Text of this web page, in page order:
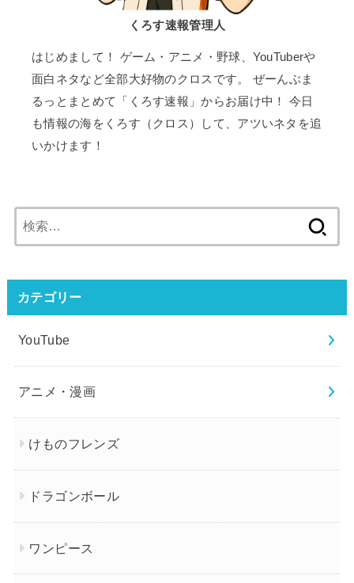
くろす速報管理人
はじめまして！ ゲーム・アニメ・野球、YouTuberや
面白ネタなど全部大好物のクロスです。 ぜーんぶま
るっとまとめて「くろす速報」からお届け中！ 今日
も情報の海をくろす（クロス）して、アツいネタを追
いかけます！
索:
カテゴリー
YouTube
アニメ・漫画
けものフレンズ
ドラゴンボール
ワンピース